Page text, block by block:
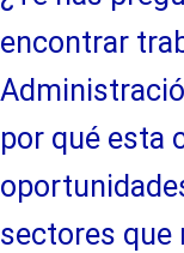
encontrar
por qué esta
sectores que